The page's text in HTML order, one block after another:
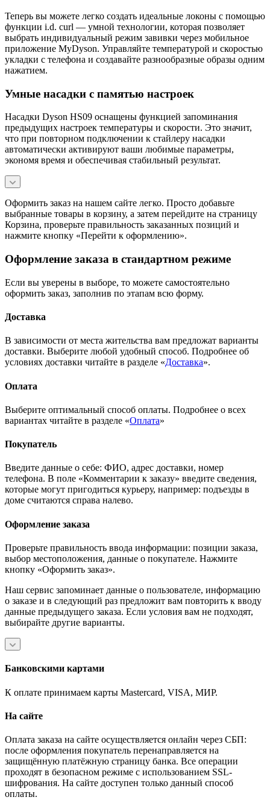
Теперь вы можете легко создать идеальные локоны с помощью
функции i.d. curl — умной технологии, которая позволяет
выбрать индивидуальный режим завивки через мобильное
приложение MyDyson. Управляйте температурой и скоростью
укладки с телефона и создавайте разнообразные образы одним
нажатием.
Умные насадки с памятью настроек
Насадки Dyson HS09 оснащены функцией запоминания
предыдущих настроек температуры и скорости. Это значит,
что при повторном подключении к стайлеру насадки
автоматически активируют ваши любимые параметры,
экономя время и обеспечивая стабильный результат.
Оформить заказ на нашем сайте легко. Просто добавьте
выбранные товары в корзину, а затем перейдите на страницу
Корзина, проверьте правильность заказанных позиций и
нажмите кнопку «Перейти к оформлению».
Оформление заказа в стандартном режиме
Если вы уверены в выборе, то можете самостоятельно
оформить заказ, заполнив по этапам всю форму.
Доставка
В зависимости от места жительства вам предложат варианты
доставки. Выберите любой удобный способ. Подробнее об
условиях доставки читайте в разделе «Доставка».
Оплата
Выберите оптимальный способ оплаты. Подробнее о всех
вариантах читайте в разделе «Оплата»
Покупатель
Введите данные о себе: ФИО, адрес доставки, номер
телефона. В поле «Комментарии к заказу» введите сведения,
которые могут пригодиться курьеру, например: подъезды в
доме считаются справа налево.
Оформление заказа
Проверьте правильность ввода информации: позиции заказа,
выбор местоположения, данные о покупателе. Нажмите
кнопку «Оформить заказ».
Наш сервис запоминает данные о пользователе, информацию
о заказе и в следующий раз предложит вам повторить к вводу
данные предыдущего заказа. Если условия вам не подходят,
выбирайте другие варианты.
Банковскими картами
К оплате принимаем карты Mastercard, VISA, МИР.
На сайте
Оплата заказа на сайте осуществляется онлайн через СБП:
после оформления покупатель перенаправляется на
защищённую платёжную страницу банка. Все операции
проходят в безопасном режиме с использованием SSL-
шифрования. На сайте доступен только данный способ
оплаты.